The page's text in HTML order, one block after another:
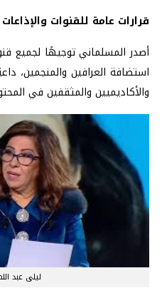
قرارات عامة للقنوات والإذاعات
أصدر المسلماني توجيهًا لجميع
استضافة العرافين والمنجمين،
والأكاديميين والمثقفين في
ليلى عبد